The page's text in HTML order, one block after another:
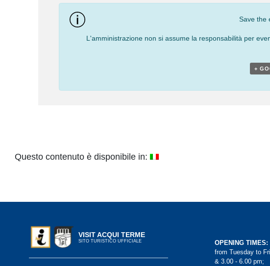
Save the
L'amministrazione non si assume la responsabilità per
+
Questo contenuto è disponibile in:
VISIT ACQUI TERME
SITO TURISTICO UFFICIALE
OPENING TIMES:
from Tuesday to
& 3.00 - 6.00 pm;